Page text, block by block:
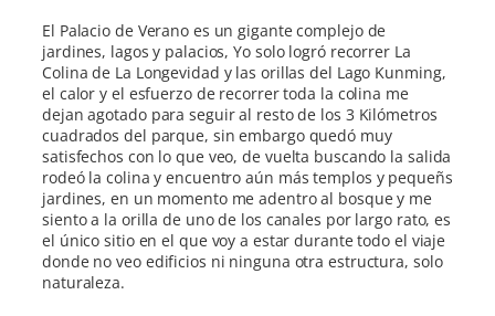
El Palacio de Verano es un gigante complejo de
jardines, lagos y palacios, Yo solo logró recorrer La
Colina de La Longevidad y las orillas del Lago Kunming,
el calor y el esfuerzo de recorrer toda la colina me
dejan agotado para seguir al resto de los 3 Kilómetros
cuadrados del parque, sin embargo quedó muy
satisfechos con lo que veo, de vuelta buscando la salida
rodeó la colina y encuentro aún más templos y pequeñs
jardines, en un momento me adentro al bosque y me
siento a la orilla de uno de los canales por largo rato, es
el único sitio en el que voy a estar durante todo el viaje
donde no veo edificios ni ninguna otra estructura, solo
naturaleza.